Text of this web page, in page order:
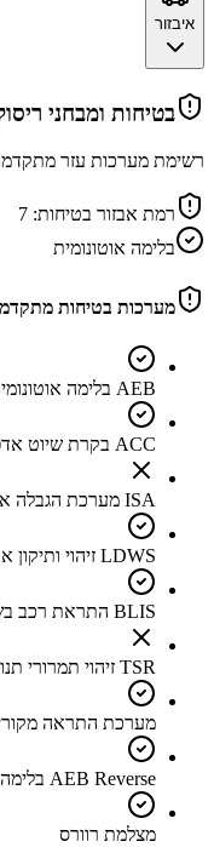
איבזור
בטיחות ומבחני
רשימת מערכות עזר
רמת אבזור בטיחות: 7
בלימה אוטונומית
מערכות בטיחות
AEB בלימה אוטונומית
ACC בקרת שיוט אדפטיבית
ISA מערכת הגבלה אוטומטית למהירות הרכב
LDWS זיהוי ותיקון אקטיבי לסטיה מנתיב
BLIS התראת רכב בשטח מת
TSR זיהוי תמרורי תנועה
מערכת התראה
AEB Reverse בלימה אוטונומית בנסיעה לאחור
מצלמת רוורס